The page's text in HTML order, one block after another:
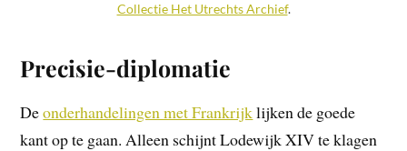
Collectie Het Utrechts Archief.
Precisie-diplomatie
Deonderhandelingen met Frankrijklijken de goede
kant op te gaan. Alleen schijnt Lodewijk XIV te klagen